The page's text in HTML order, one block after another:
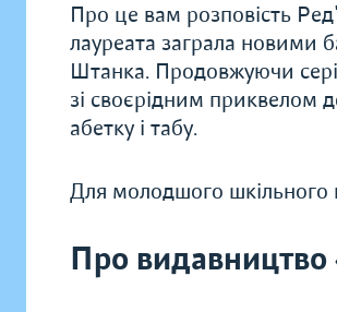
Про це вам розповість
лауреата заграла новими
Штанка. Продовжуючи
зі своєрідним приквелом
абетку і табу.
Для молодшого шкільного
Про видавництво